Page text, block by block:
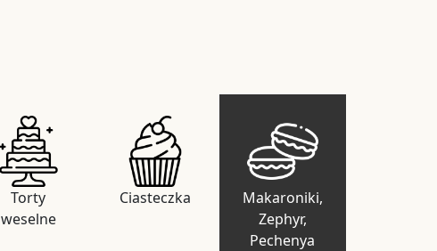
Torty
weselne
Ciasteczka
Makaroniki,
Zephyr,
Pechenya